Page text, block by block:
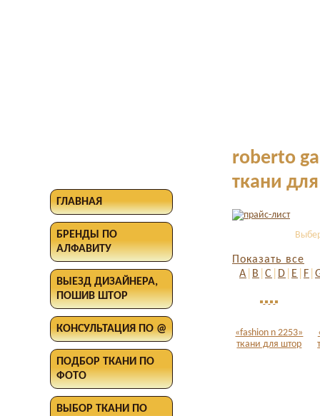
ГЛАВНАЯ
БРЕНДЫ ПО
АЛФАВИТУ
ВЫЕЗД ДИЗАЙНЕРА,
ПОШИВ ШТОР
КОНСУЛЬТАЦИЯ ПО @
ПОДБОР ТКАНИ ПО
ФОТО
ВЫБОР ТКАНИ ПО
roberto
ткани
Показать все
A
B C D E F
«fashion n 2253»
ткани для штор